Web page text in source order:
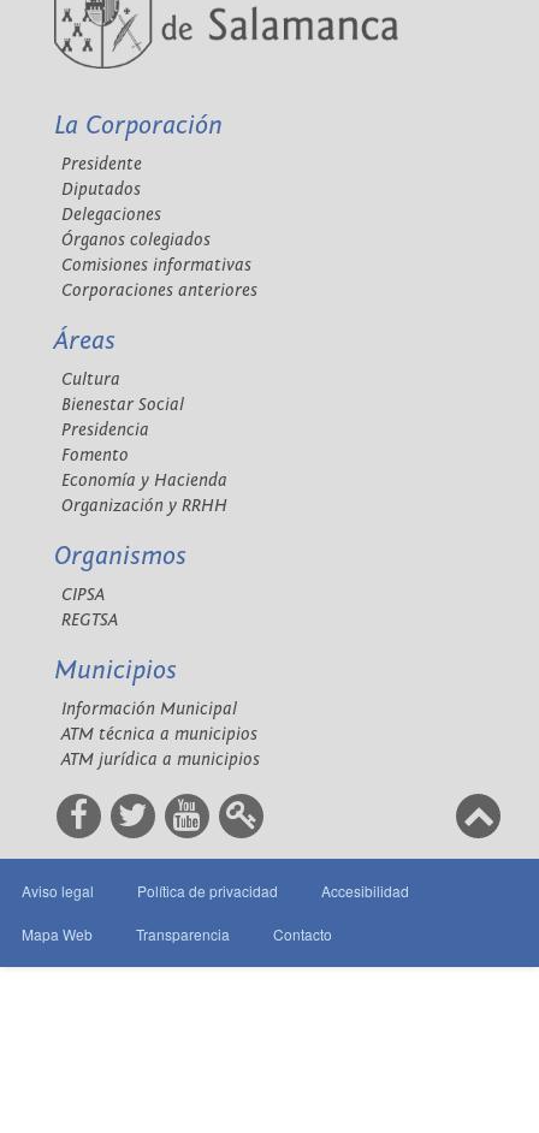
La Corporación
Presidente
Diputados
Delegaciones
Órganos colegiados
Comisiones informativas
Corporaciones anteriores
Áreas
Cultura
Bienestar Social
Presidencia
Fomento
Economía y Hacienda
Organización y RRHH
Organismos
CIPSA
REGTSA
Municipios
Información Municipal
ATM técnica a municipios
ATM jurídica a municipios
Aviso legal Política de privacidad Accesibilidad
Mapa Web Transparencia Contacto